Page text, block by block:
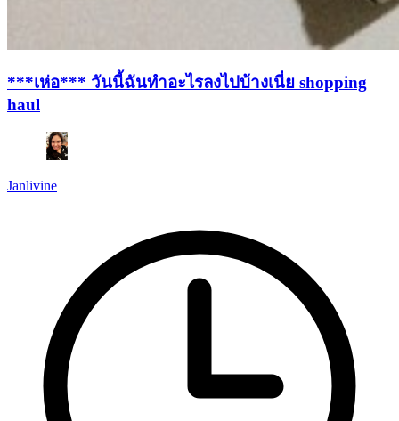
***เห่อ*** วันนี้ฉันทำอะไรลงไปบ้างเนี่ย shopping
haul
Janlivine